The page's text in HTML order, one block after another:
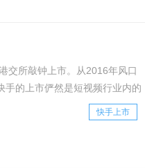
交所敲钟上市。从2016年风口
手的上市俨然是短视频行业内的
成熟，以营销、直播、电商等
质上是种内容，而短视频平台本
快手上市